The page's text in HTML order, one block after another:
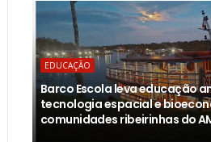
EDUCAÇÃO
Barco Escola leva educação
tecnologia espacial e
comunidades ribeirinhas do